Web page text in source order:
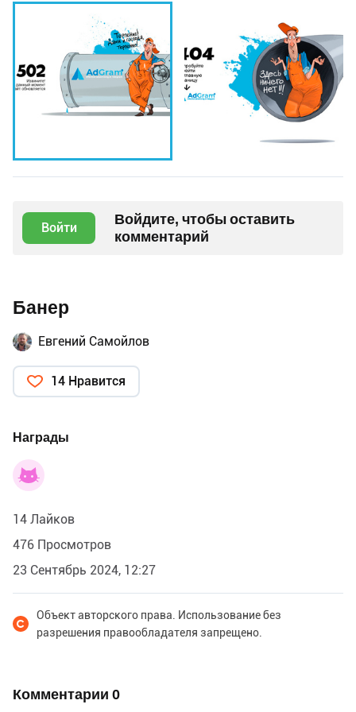
Войти
Войдите, чтобы оставить
комментарий
Банер
Евгений Самойлов
14 Нравится
Награды
14 Лайков
476 Просмотров
23 Сентябрь 2024, 12:27
Объект авторского права. Использование без
разрешения правообладателя запрещено.
Комментарии 0